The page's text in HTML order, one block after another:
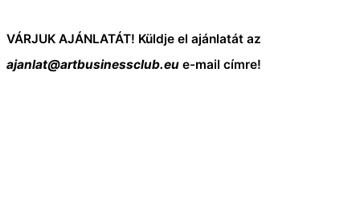
VÁRJUK AJÁNLATÁT! Küldje el ajánlatát az
ajanlat@artbusinessclub.eu e-mail címre!